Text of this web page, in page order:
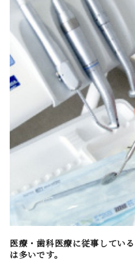
移
医療・歯科医療に従事してい
は多いです。